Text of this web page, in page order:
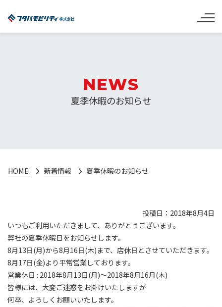
NEWS
夏季休暇のお知らせ
HOME 新着情報 夏季休暇のお知らせ
投稿日：2018年8月4日
いつもご利用いただきまして、ありがとうございます。
弊社の夏季休暇日をお知らせします。
8月13日(月)から8月16日(木)まで、店休日とさせていただきます。
8月17日(金)より平常営業しております。
営業休日 : 2018年8月13日(月)～2018年8月16月(木)
皆様には、大変ご迷惑をお掛けいたしますが
何卒、よろしくお願いいたします。